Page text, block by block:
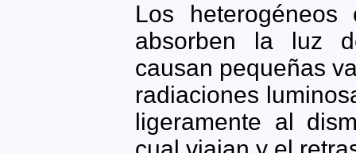
Los heterogéneos
absorben la luz
causan pequeñas
radiaciones
ligeramente al